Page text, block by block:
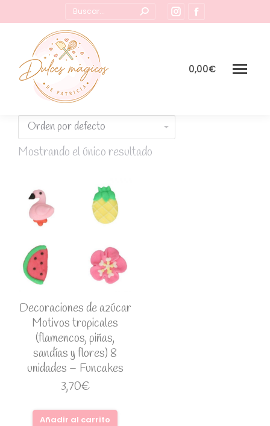
Buscar:
Instagram
page
new
page
in
0,00€
Mostrando el único resultado
Decoraciones de azúcar
Motivos tropicales
(flamencos, piñas,
sandías y flores) 8
unidades – Funcakes
3,70€
Añadir al carrito